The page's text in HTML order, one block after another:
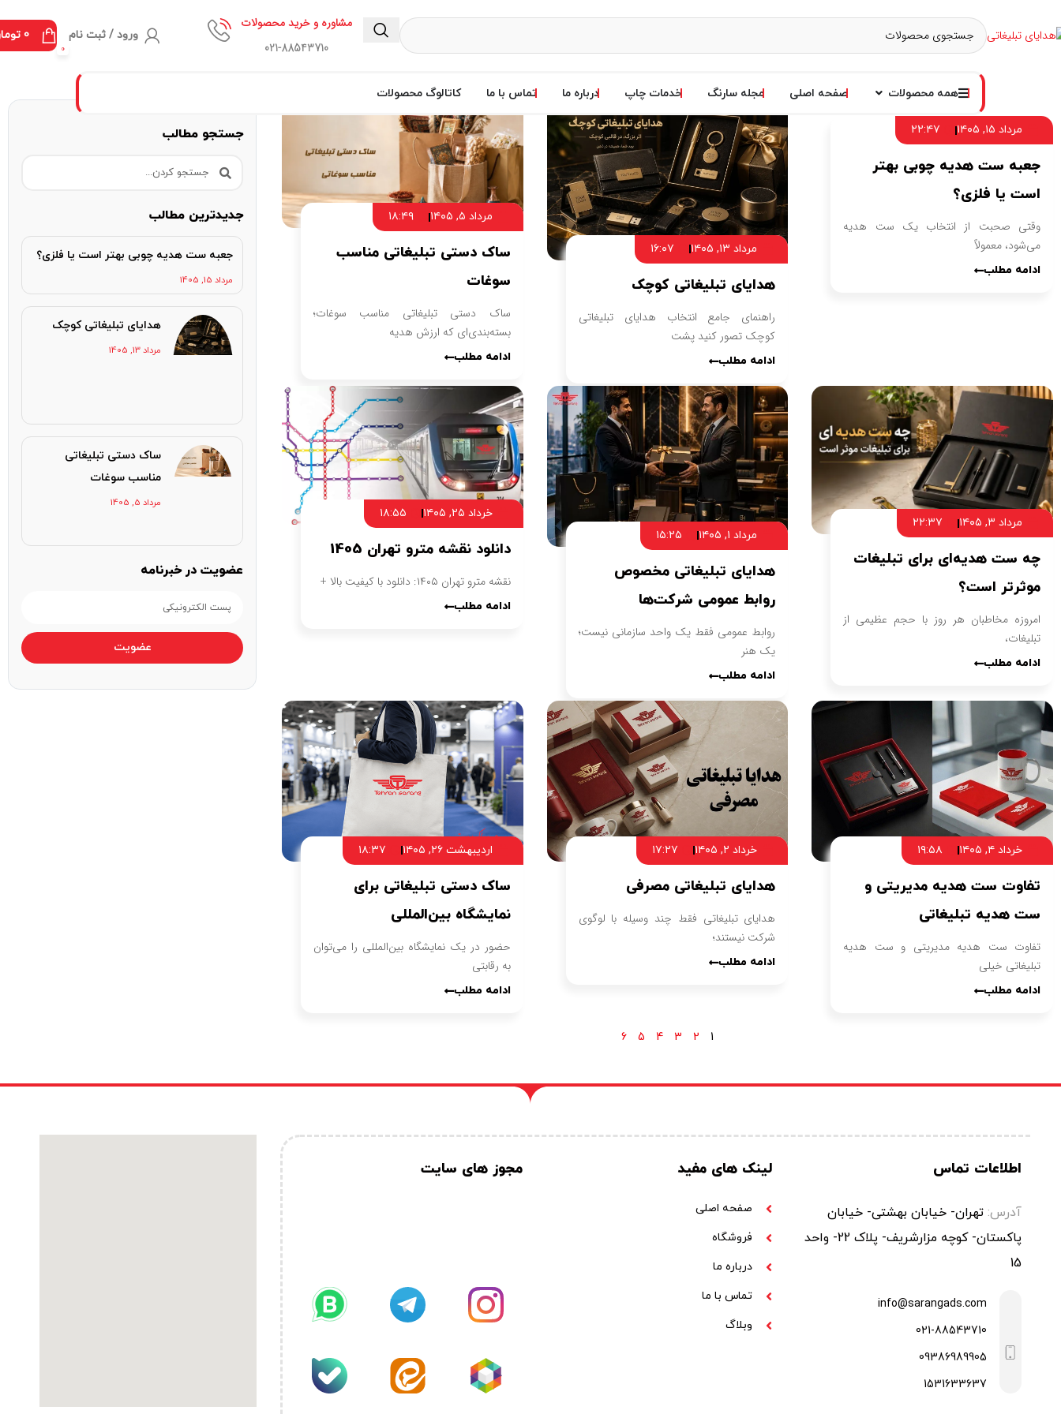
مشاوره و خرید محصولات
021-88543710
ورود / ثبت نام
0
0
همه محصولات صفحه اصلی مجله سارنگ خدمات چاپ درباره ما تماس با ما کاتالوگ محصولات
مرداد ۱۵, ۱۴۰۵ ۲۲:۴۷
جعبه ست هدیه چوبی بهتر
است یا فلزی؟
وقتی صحبت از انتخاب یک ست هدیه
می‌شود، معمولاً
ادامه مطلب
مرداد ۱۳, ۱۴۰۵ ۱۶:۰۷
هدایای تبلیغاتی کوچک
راهنمای جامع انتخاب هدایای تبلیغاتی
کوچک تصور کنید پشت
ادامه مطلب
مرداد ۵, ۱۴۰۵ ۱۸:۴۹
ساک دستی تبلیغاتی مناسب
سوغات
ساک دستی تبلیغاتی مناسب سوغات؛
بسته‌بندی‌ای که ارزش هدیه
ادامه مطلب
مرداد ۳, ۱۴۰۵ ۲۲:۳۷
چه ست هدیه‌ای برای تبلیغات
موثرتر است؟
امروزه مخاطبان هر روز با حجم عظیمی از
تبلیغات،
ادامه مطلب
مرداد ۱, ۱۴۰۵ ۱۵:۲۵
هدایای تبلیغاتی مخصوص
روابط عمومی شرکت‌ها
روابط عمومی فقط یک واحد سازمانی نیست؛
یک هنر
ادامه مطلب
خرداد ۲۵, ۱۴۰۵ ۱۸:۵۵
دانلود نقشه مترو تهران 1405
نقشه مترو تهران ۱۴۰۵: دانلود با کیفیت بالا +
ادامه مطلب
خرداد ۴, ۱۴۰۵ ۱۹:۵۸
تفاوت ست هدیه مدیریتی و
ست هدیه تبلیغاتی
تفاوت ست هدیه مدیریتی و ست هدیه
تبلیغاتی خیلی
ادامه مطلب
خرداد ۲, ۱۴۰۵ ۱۷:۲۷
هدایای تبلیغاتی مصرفی
هدایای تبلیغاتی فقط چند وسیله با لوگوی
شرکت نیستند؛
ادامه مطلب
اردیبهشت ۲۶, ۱۴۰۵ ۱۸:۳۷
ساک دستی تبلیغاتی برای
نمایشگاه بین‌المللی
حضور در یک نمایشگاه بین‌المللی را می‌توان
به رقابتی
ادامه مطلب
1
2
3
4
5
6
جستجو مطالب
جدیدترین مطالب
جعبه ست هدیه چوبی بهتر است یا فلزی؟
مرداد 15, 1405
هدایای تبلیغاتی کوچک
مرداد 13, 1405
ساک دستی تبلیغاتی
مناسب سوغات
مرداد 5, 1405
عضویت در خبرنامه
عضویت
اطلاعات تماس
آدرس: تهران- خیابان بهشتی- خیابان
پاکستان- کوچه مزارشریف- پلاک 22- واحد
15
info@sarangads.com
021-88543710
09386989905
1531633637
لینک های مفید
صفحه اصلی
فروشگاه
درباره ما
تماس با ما
وبلاگ
مجوز های سایت